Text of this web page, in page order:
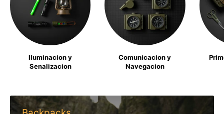
Iluminacion y
Senalizacion
Comunicacion y
Navegacion